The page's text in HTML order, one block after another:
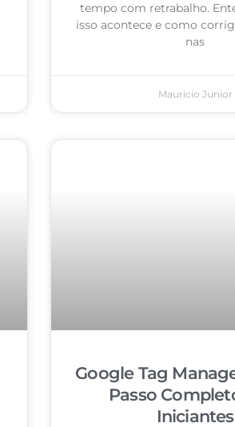
tempo com retrabalho.
isso acontece e como
nas
Mauricio Junior
Google Tag
Passo
Iniciantes